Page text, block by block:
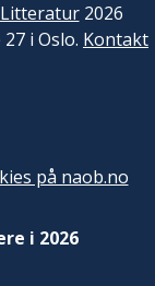
2026
i Oslo. Kontakt
på naob.no
i 2026